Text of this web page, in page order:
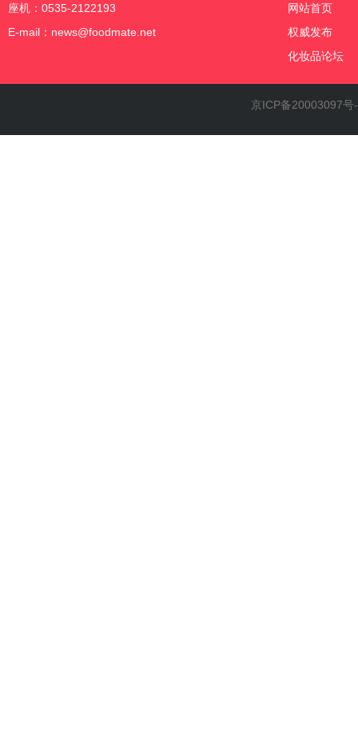
座机：0535-2122193
E-mail：news@foodmate.net
网站首页
权威发布
化妆品论坛
京ICP备20003097号